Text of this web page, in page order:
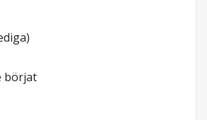
börjat